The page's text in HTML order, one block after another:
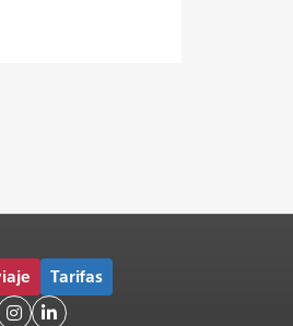
Tarifas
 